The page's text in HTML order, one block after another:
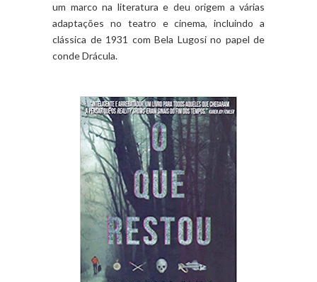
um marco na literatura e deu origem a várias
adaptações no teatro e cinema, incluindo a
clássica de 1931 com Bela Lugosi no papel de
conde Drácula.